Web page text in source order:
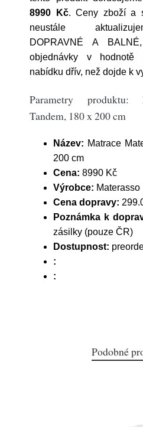
8990 Kč. Ceny zboží a
neustále
DOPRAVNÉ A
objednávky v hodnotě
nabídku dřív, než dojde k
Parametry produktu:
Tandem, 180 x 200 cm
Název: Matrace
200 cm
Cena: 8990 Kč
Výrobce: Materasso
Cena dopravy:
Poznámka k
zásilky (pouze ČR)
Dostupnost:
:
:
Podobné